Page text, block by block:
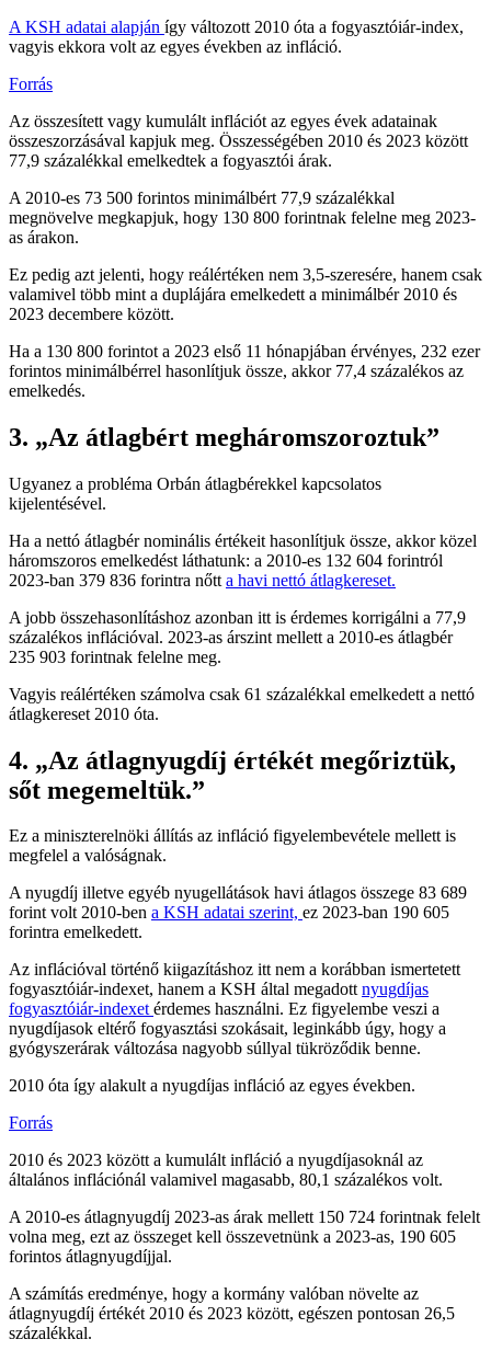
A KSH adatai alapján így változott 2010 óta a fogyasztóiár-index,
vagyis ekkora volt az egyes években az infláció.
Forrás
Az összesített vagy kumulált inflációt az egyes évek adatainak
összeszorzásával kapjuk meg. Összességében 2010 és 2023 között
77,9 százalékkal emelkedtek a fogyasztói árak.
A 2010-es 73 500 forintos minimálbért 77,9 százalékkal
megnövelve megkapjuk, hogy 130 800 forintnak felelne meg 2023-
as árakon.
Ez pedig azt jelenti, hogy reálértéken nem 3,5-szeresére, hanem csak
valamivel több mint a duplájára emelkedett a minimálbér 2010 és
2023 decembere között.
Ha a 130 800 forintot a 2023 első 11 hónapjában érvényes, 232 ezer
forintos minimálbérrel hasonlítjuk össze, akkor 77,4 százalékos az
emelkedés.
3. „Az átlagbért megháromszoroztuk”
Ugyanez a probléma Orbán átlagbérekkel kapcsolatos
kijelentésével.
Ha a nettó átlagbér nominális értékeit hasonlítjuk össze, akkor közel
háromszoros emelkedést láthatunk: a 2010-es 132 604 forintról
2023-ban 379 836 forintra nőtt a havi nettó átlagkereset.
A jobb összehasonlításhoz azonban itt is érdemes korrigálni a 77,9
százalékos inflációval. 2023-as árszint mellett a 2010-es átlagbér
235 903 forintnak felelne meg.
Vagyis reálértéken számolva csak 61 százalékkal emelkedett a nettó
átlagkereset 2010 óta.
4. „Az átlagnyugdíj értékét megőriztük,
sőt megemeltük.”
Ez a miniszterelnöki állítás az infláció figyelembevétele mellett is
megfelel a valóságnak.
A nyugdíj illetve egyéb nyugellátások havi átlagos összege 83 689
forint volt 2010-ben a KSH adatai szerint, ez 2023-ban 190 605
forintra emelkedett.
Az inflációval történő kiigazításhoz itt nem a korábban ismertetett
fogyasztóiár-indexet, hanem a KSH által megadottnyugdíjas
fogyasztóiár-indexetérdemes használni. Ez figyelembe veszi a
nyugdíjasok eltérő fogyasztási szokásait, leginkább úgy, hogy a
gyógyszerárak változása nagyobb súllyal tükröződik benne.
2010 óta így alakult a nyugdíjas infláció az egyes években.
Forrás
2010 és 2023 között a kumulált infláció a nyugdíjasoknál az
általános inflációnál valamivel magasabb, 80,1 százalékos volt.
A 2010-es átlagnyugdíj 2023-as árak mellett 150 724 forintnak felelt
volna meg, ezt az összeget kell összevetnünk a 2023-as, 190 605
forintos átlagnyugdíjjal.
A számítás eredménye, hogy a kormány valóban növelte az
átlagnyugdíj értékét 2010 és 2023 között, egészen pontosan 26,5
százalékkal.